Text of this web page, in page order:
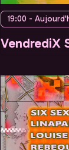
19:00 -
VendrediX